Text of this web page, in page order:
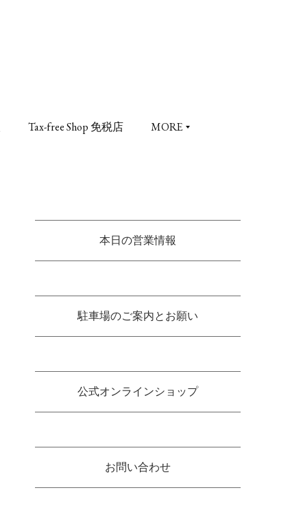
Tax-free Shop 免税店 MORE
本日の営業情報
駐車場のご案内とお願い
公式オンラインショップ
お問い合わせ